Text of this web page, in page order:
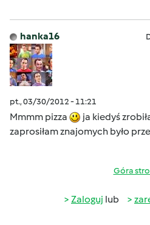
hanka16
pt., 03/30/2012 - 11:21
Mmmm pizza
ja kiedyś
zaprosiłam znajomych było
Góra
Zaloguj lub